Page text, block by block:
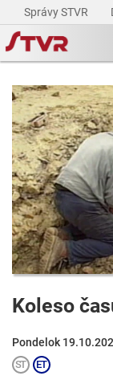
Správy STVR
Koleso
Pondelok